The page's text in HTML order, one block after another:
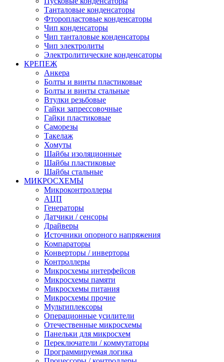
Танталовые конденсаторы
Фторопластовые конденсаторы
Чип конденсаторы
Чип танталовые конденсаторы
Чип электролиты
Электролитические конденсаторы
КРЕПЕЖ
Анкера
Болты и винты пластиковые
Болты и винты стальные
Втулки резьбовые
Гайки запрессовочные
Гайки пластиковые
Саморезы
Такелаж
Хомуты
Шайбы изоляционные
Шайбы пластиковые
Шайбы стальные
МИКРОСХЕМЫ
Микроконтроллеры
АЦП
Генераторы
Датчики / сенсоры
Драйверы
Источники опорного напряжения
Компараторы
Конверторы / инверторы
Контроллеры
Микросхемы интерфейсов
Микросхемы памяти
Микросхемы питания
Микросхемы прочие
Мультиплексоры
Операционные усилители
Отечественные микросхемы
Панельки для микросхем
Переключатели / коммутаторы
Программируемая логика